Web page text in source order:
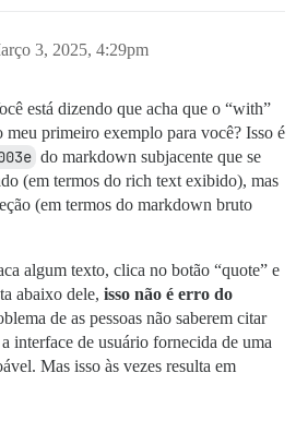
3, 2025, 4:29pm
está dizendo que acha que o “with”
meu primeiro exemplo para você? Isso é
do markdown subjacente que se
(em termos do rich text exibido), mas
(em termos do markdown bruto
algum texto, clica no botão “quote” e
abaixo dele, isso não é erro do
de as pessoas não saberem citar
interface de usuário fornecida de uma
Mas isso às vezes resulta em